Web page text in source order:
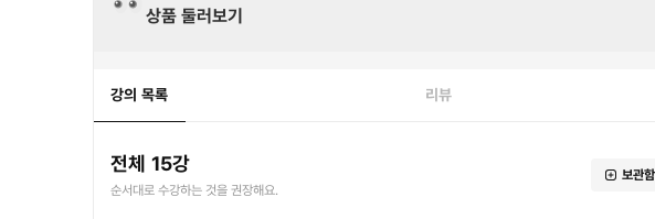
상품 둘러보기
강의 목록 리뷰
전체 15강
순서대로 수강하는 것을 권장해요.
보관